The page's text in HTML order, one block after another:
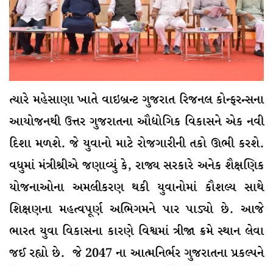
ત્યારે મહેસાણા ખાતે વાઇબ્રન્ટ ગુજરાત રિજનલ કોન્ફરન્સના
આયોજનથી ઉત્તર ગુજરાતના ઔદ્યોગિક વિકાસને એક નવી
દિશા મળશે. જે યુવાનો માટે રોજગારીની તકો ઊભી કરશે.
વધુમાં મંત્રીશ્રીએ જણાવ્યું કે, રાજ્ય સરકારે અનેક શૈક્ષણિક
યોજનાઓના અમલીકરણ થકી યુવાનોમાં કૌશલ્ય સાથે
શિક્ષણના મહત્વપૂર્ણ અભિગમને પાર પાડ્યો છે. આજે
ભારત યુવા વિકાસના કારણે વિશ્વમાં ત્રીજા ક્રમે સ્થાન લેવા
જઈ રહ્યો છે. જે 2047 ના આત્મનિર્ભર ગુજરાતના પ્રકલ્પને